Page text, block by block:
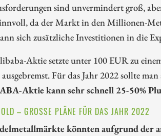
sind unvermindert groß,
da der Markt in den Millionen-
sich zusätzliche Investitionen in die
Aktie setzte unter 100 EUR zu
Für das Jahr 2022 sollte
Aktie kann sehr schnell 25-50%
– GROSSE PLÄNE FÜR DAS JAHR 2022
könnten aufgrund der